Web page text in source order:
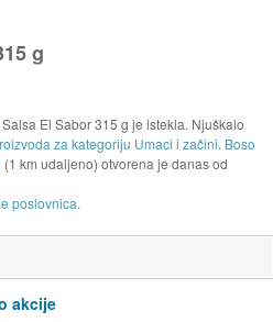
g
El Sabor 315 g je istekla. Njuškalo
za kategoriju Umaci i začini. Boso
(1 km udaljeno) otvorena je danas od
poslovnica.
akcije